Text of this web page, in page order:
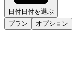
日付 日付を選ぶ
プラン
オプション